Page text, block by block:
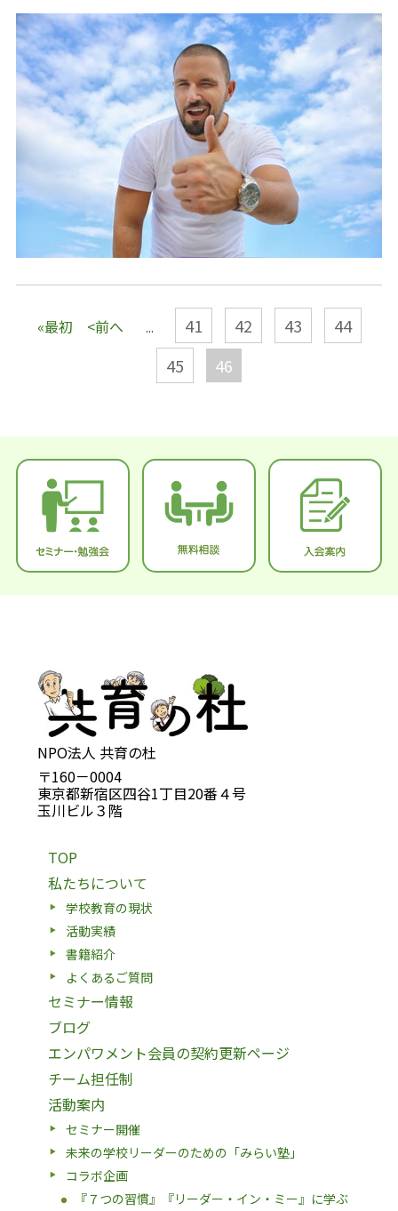
«最初 <前へ ... 41 42 43
44
45
46
NPO法人 共育の杜
〒160－0004
東京都新宿区四谷1丁目20番４号
玉川ビル３階
TOP
私たちについて
学校教育の現状
活動実績
書籍紹介
よくあるご質問
セミナー情報
ブログ
エンパワメント会員の契約更新ページ
チーム担任制
活動案内
セミナー開催
未来の学校リーダーのための「みらい塾」
コラボ企画
『７つの習慣』『リーダー・イン・ミー』に学ぶ